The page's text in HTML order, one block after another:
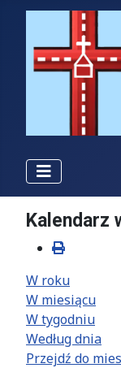
Kalendarz
W roku
W miesiącu
W tygodniu
Według dnia
Przejdź do